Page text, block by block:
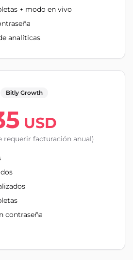
+ modo en vivo
analíticas
Bitly Growth
USD
requerir facturación anual)
contraseña